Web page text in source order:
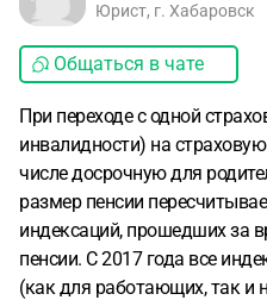
Юрист, г. Хабаровск
Общаться в чате
При переходе с одной
инвалидности) на
числе досрочную для
размер пенсии
индексаций, прошедших за
пенсии. С 2017 года все
(как для работающих, так и